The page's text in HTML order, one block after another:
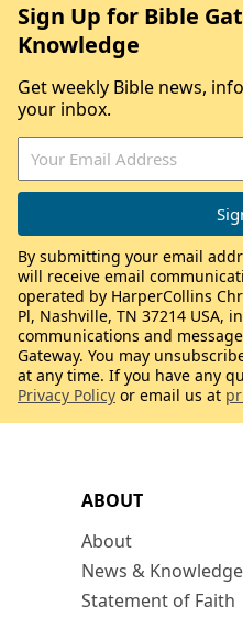
ABOUT
About
News & Knowledge
Statement of Faith
Sign Up for Bible
Knowledge
Get weekly Bible news,
your inbox.
By submitting your email
will receive email
operated by HarperCollins
Pl, Nashville, TN 37214 USA,
communications and
Gateway. You may
at any time. If you have any
Privacy Policy or email us at